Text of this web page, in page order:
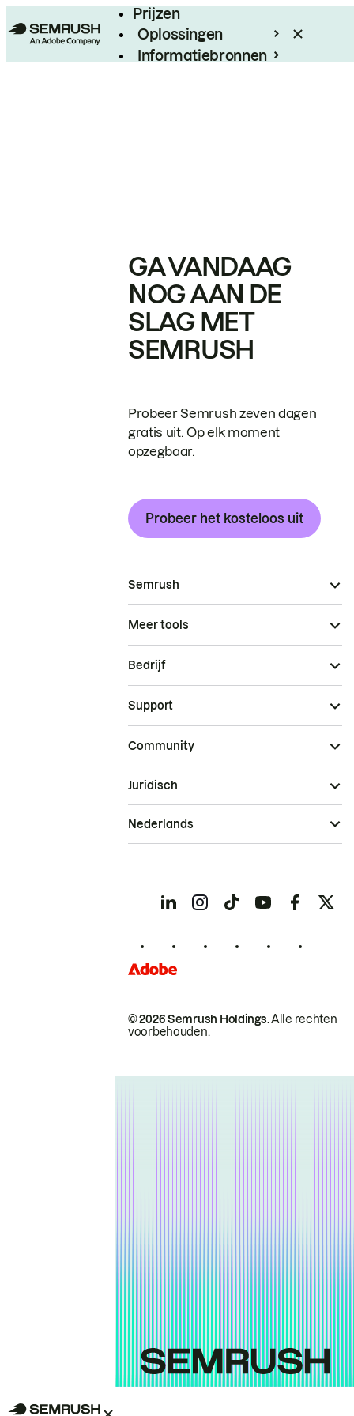
Prijzen
Oplossingen
Informatiebronnen
GA VANDAAG
NOG AAN DE
SLAG MET
SEMRUSH
Probeer Semrush zeven dagen
gratis uit. Op elk moment
opzegbaar.
Probeer het kosteloos uit
Semrush
Meer tools
Bedrijf
Support
Community
© 2026 Semrush Holdings.Alle rechten
voorbehouden.
Juridisch
Nederlands